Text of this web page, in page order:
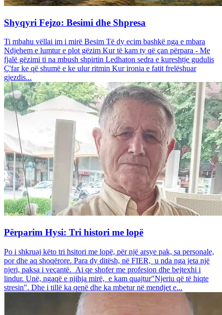
Shyqyri Fejzo: Besimi dhe Shpresa
Ti mbahu vëllai im i mirë Besim Të dy ecim bashkë nga e mbara
Ndjehem e lumtur e plot gëzim Kur të kam ty që çan përpara - Me
fjalë gëzimi ti na mbush shpirtin Ledhaton sedra e kureshtje gudulis
Ç'far ke që shumë e ke ulur ritmin Kur ironia e fatit frelëshuar
gjezdis...
Përparim Hysi: Tri histori me lopë
Po i shkruaj këto tri hsitori me lopë, për një arsye pak, sa personale,
por dhe aq shoqërore. Para dy ditësh, në FIER, u nda nga jeta një
njeri, paksa i veçantë. Ai qe shofer me profesion dhe bejtexhi i
lindur. Unë, ngaqë e njihja mirë, e kam quajtur"Njeriu që të hiqte
stresin". Dhe i tillë ka qenë dhe ka mbetur në mendjet e...